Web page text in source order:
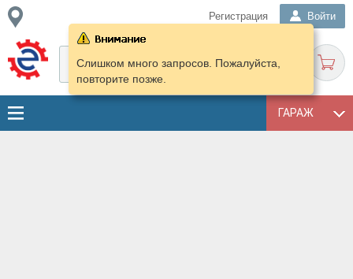
Регистрация Войти
ГАРАЖ
Слишком много запросов. Пожалуйста,
повторите позже.